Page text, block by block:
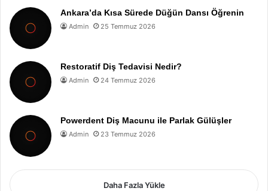
Ankara’da Kısa Sürede Düğün Dansı Öğrenin
Admin 25 Temmuz 2026
Restoratif Diş Tedavisi Nedir?
Admin 24 Temmuz 2026
Powerdent Diş Macunu ile Parlak Gülüşler
Admin 23 Temmuz 2026
Daha Fazla Yükle